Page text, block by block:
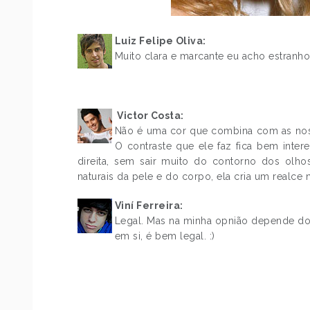
Luiz Felipe Oliva:
Muito clara e marcante eu acho
.Victor Costa:
Não é uma cor que combina com as
O contraste que ele faz fica bem
direita, sem sair muito do contorno dos
naturais da pele e do corpo, ela cria um
Viní Ferreira:
Legal. Mas na minha opnião depende
em si, é bem legal. :)